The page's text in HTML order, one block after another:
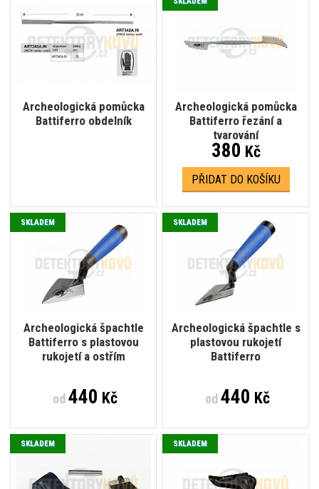
Archeologická pomůcka
Battiferro obdelník
Archeologická pomůcka
Battiferro řezání a
tvarování
380 Kč
PŘIDAT DO KOŠÍKU
Archeologická špachtle
Battiferro s plastovou
rukojetí a ostřím
SKLADEM
od440 Kč
Archeologická špachtle s
plastovou rukojetí
Battiferro
SKLADEM
od440 Kč
SKLADEM SKLADEM